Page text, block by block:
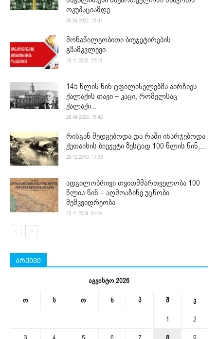
ოკუპაციამდე
05.04.2022. 13:41
მონაწილეობითი ბიუჯეტირების
გზამკვლევი
19.11.2020. 22:13
145 წლის წინ ტფილისელებმა აირჩიეს
ქალაქის თავი – კაცი, რომელსაც
ქალაქი...
28.04.2020. 15:42
რისგან შედგებოდა და რაში იხარჯებოდა
ქუთაისის ბიუჯეტი ზუსტად 100 წლის წინ,...
25.12.2019. 17:39
ადგილობრივი თვითმმართველობა 100
წლის წინ – აღმოაჩინე უცნობი
მემკვიდრეობა
23.11.2019. 01:31
არქივი
აგვისტო 2026
ო ს ო ხ პ შ კ
1
2